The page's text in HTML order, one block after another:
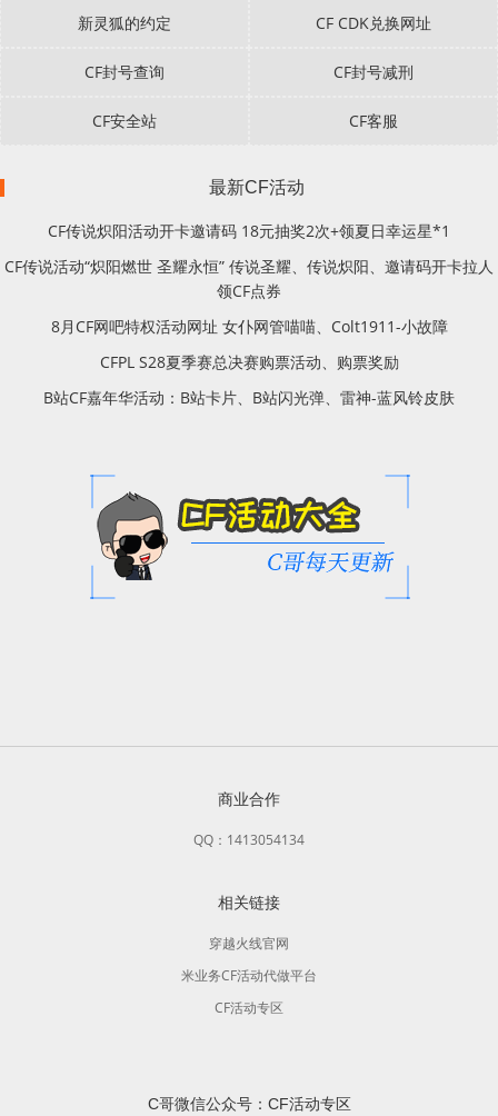
新灵狐的约定 CF CDK兑换网址
CF封号查询 CF封号减刑
CF安全站 CF客服
最新CF活动
CF传说炽阳活动开卡邀请码 18元抽奖2次+领夏日幸运星*1
CF传说活动“炽阳燃世 圣耀永恒” 传说圣耀、传说炽阳、邀请码开卡拉人
领CF点券
8月CF网吧特权活动网址 女仆网管喵喵、Colt1911-小故障
CFPL S28夏季赛总决赛购票活动、购票奖励
B站CF嘉年华活动：B站卡片、B站闪光弹、雷神-蓝风铃皮肤
商业合作
QQ：1413054134
相关链接
穿越火线官网
米业务CF活动代做平台
CF活动专区
C哥微信公众号：CF活动专区